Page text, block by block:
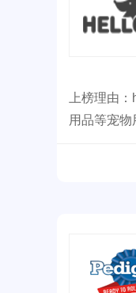
上榜理由
用品等宠物